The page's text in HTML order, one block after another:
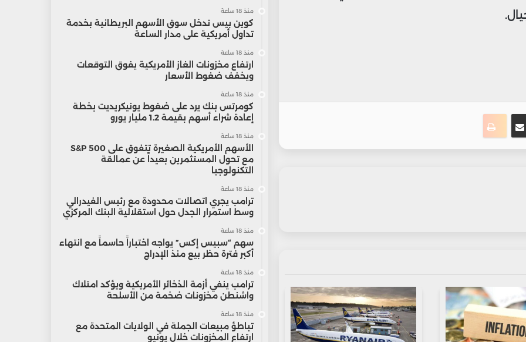
مشاركة عبر البريدطباعة
منذ 18 ساعة
كوين بيس تدخل سوق الأسهم البريطانية بخدمة
تداول أمريكية على مدار الساعة
منذ 18 ساعة
ارتفاع مخزونات الغاز الأمريكية يفوق التوقعات
ويخفف ضغوط الأسعار
منذ 18 ساعة
كومرتس بنك يرد على ضغوط يونيكريديت بخطة
إعادة شراء أسهم بقيمة 1.2 مليار يورو
منذ 18 ساعة
الأسهم الأمريكية الصغيرة تتفوق على S&P 500
مع تحول المستثمرين بعيداً عن عمالقة
التكنولوجيا
منذ 18 ساعة
ترامب يجري اتصالات محدودة مع رئيس الفيدرالي
وسط استمرار الجدل حول استقلالية البنك المركزي
منذ 18 ساعة
سهم “سبيس إكس” يواجه اختباراً حاسماً مع انتهاء
أكبر فترة حظر بيع منذ الإدراج
منذ 18 ساعة
ترامب ينفي أزمة الذخائر الأمريكية ويؤكد امتلاك
واشنطن مخزونات ضخمة من الأسلحة
منذ 18 ساعة
تباطؤ مبيعات الجملة في الولايات المتحدة مع
ارتفاع المخزونات خلال يونيو